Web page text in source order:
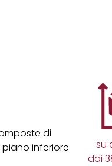
di
inferiore
su
dai